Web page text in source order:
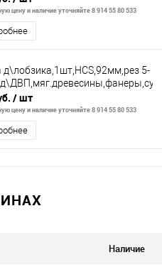
цену и наличие уточняйте 8 914 55 80 533
д\лобзика,1шт,HCS,92мм,рез 5-
/ шт
цену и наличие уточняйте 8 914 55 80 533
Наличие